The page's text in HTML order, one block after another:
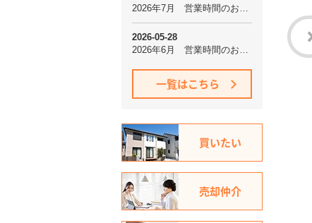
一覧はこちら
買いたい
売却仲介